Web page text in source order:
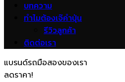
บทความ
ทำไมต้องเจ๊คำปุ่น
รีวิวลูกค้า
ติดต่อเรา
แบรนด์รถมือสองของเรา
ลดราคา!